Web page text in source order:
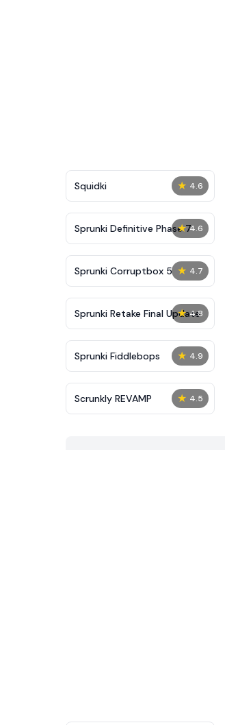
★ 4.6
Squidki
★ 4.6
Sprunki Definitive Phase 7
★ 4.7
Sprunki Corruptbox 5
★ 4.8
Sprunki Retake Final Update
★ 4.9
Sprunki Fiddlebops
★ 4.5
Scrunkly REVAMP